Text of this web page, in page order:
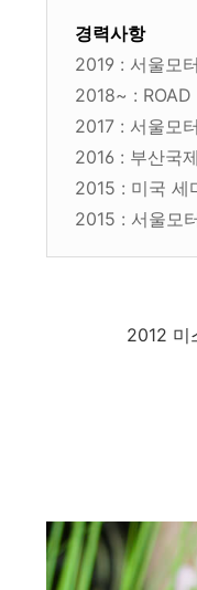
경력사항
2019 : 서울모
2018~ : ROAD
2017 : 서울모
2016 : 부산국
2015 : 미국 세
2015 : 서울모
2012 미